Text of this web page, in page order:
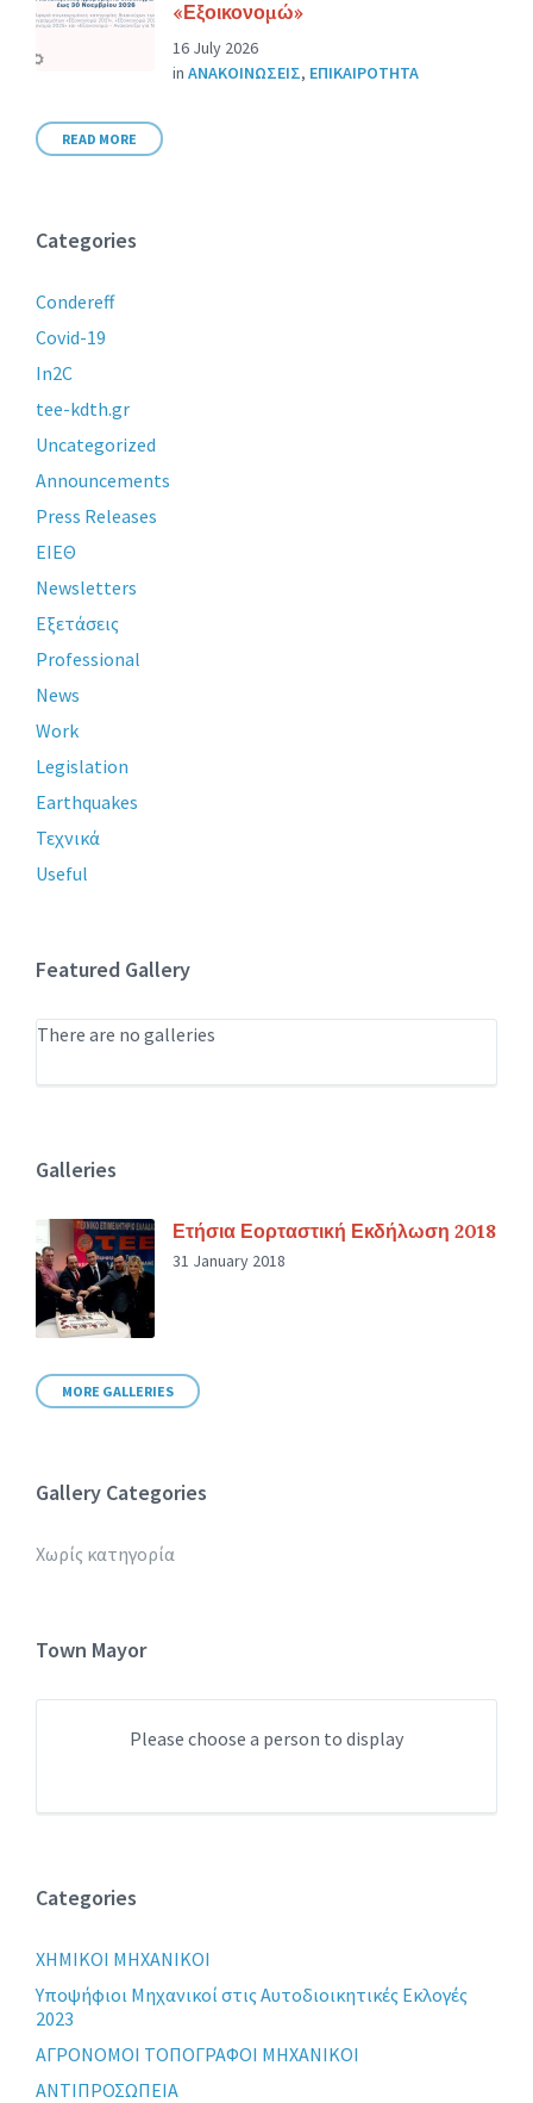
«Εξοικονομώ»
16 July 2026
in ΑΝΑΚΟΙΝΩΣΕΙΣ, ΕΠΙΚΑΙΡΟΤΗΤΑ
READ MORE
Categories
Condereff
Covid-19
In2C
tee-kdth.gr
Uncategorized
Announcements
Press Releases
ΕΙΕΘ
Newsletters
Εξετάσεις
Professional
News
Work
Legislation
Earthquakes
Τεχνικά
Useful
Featured Gallery
There are no galleries
Galleries
Ετήσια Εορταστική Εκδήλωση 2018
31 January 2018
MORE GALLERIES
Gallery Categories
Χωρίς κατηγορία
Town Mayor
Please choose a person to display
Categories
XHMIKOI MHXANIKOI
Yποψήφιοι Μηχανικοί στις Αυτοδιοικητικές Εκλογές
2023
ΑΓΡΟΝΟΜΟΙ ΤΟΠΟΓΡΑΦΟΙ ΜΗΧΑΝΙΚΟΙ
ΑΝΤΙΠΡΟΣΩΠΕΙΑ